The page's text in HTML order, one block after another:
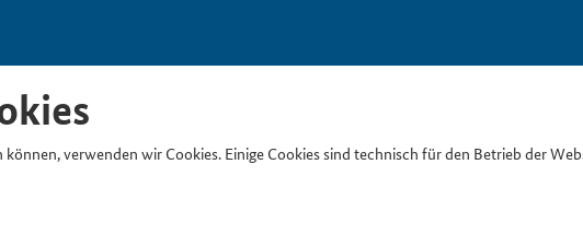
verwenden wir Cookies. Einige Cookies sind technisch für den Betrieb der